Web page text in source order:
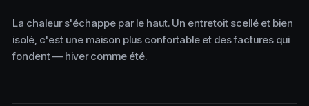
La chaleur s'échappe par le haut. Un entretoit scellé et bien
isolé, c'est une maison plus confortable et des factures qui
fondent — hiver comme été.